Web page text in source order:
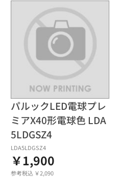
パルックLED電球プレ
ミアX40形電球色 LDA
5LDGSZ4
LDA5LDGSZ4
￥1,900
参考税込 ￥2,090